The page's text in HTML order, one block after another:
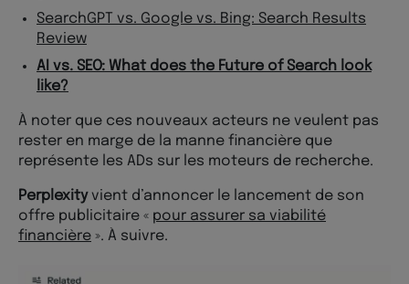
SearchGPT vs. Google vs. Bing: Search Results
Review
AI vs. SEO: What does the Future of Search look
like?
À noter que ces nouveaux acteurs ne veulent pas
rester en marge de la manne financière que
représente les ADs sur les moteurs de recherche.
Perplexityvient d’annoncer le lancement de son
offre publicitaire « pour assurer sa viabilité
financière ». À suivre.